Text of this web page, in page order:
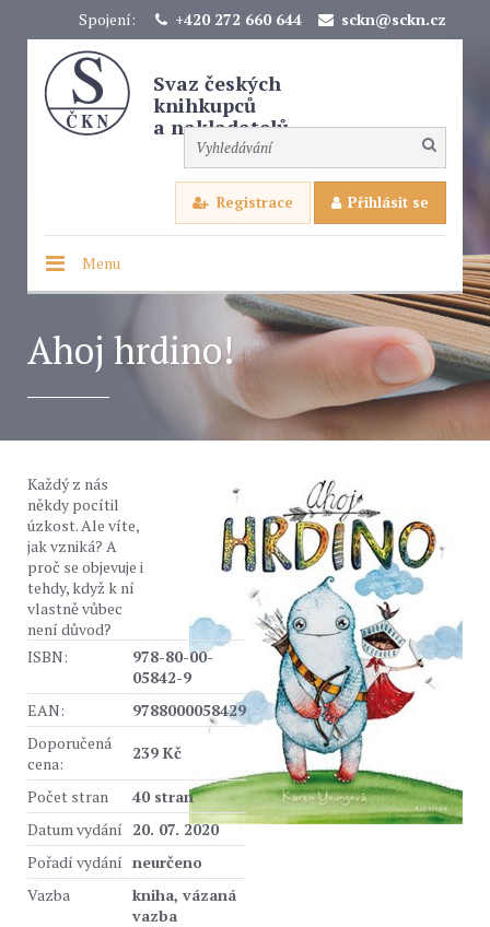
Spojení: +420 272 660 644 sckn@sckn.cz
Svaz českých
knihkupců
a nakladatelů
Registrace Přihlásit se
Menu
Ahoj hrdino!
Každý z nás
někdy pocítil
úzkost. Ale víte,
jak vzniká? A
proč se objevuje i
tehdy, když k ní
vlastně vůbec
není důvod?
ISBN:
978-80-00-
05842-9
EAN:
9788000058429
Doporučená
cena:
239 Kč
Počet stran
40 stran
Datum vydání 20. 07. 2020
Pořadí vydání neurčeno
Vazba
kniha, vázaná
vazba